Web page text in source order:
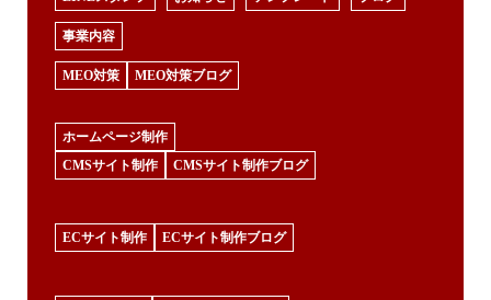
事業内容
MEO対策 MEO対策ブログ
ホームページ制作
CMSサイト制作
CMSサイト制作ブログ
ECサイト制作 ECサイト制作ブログ